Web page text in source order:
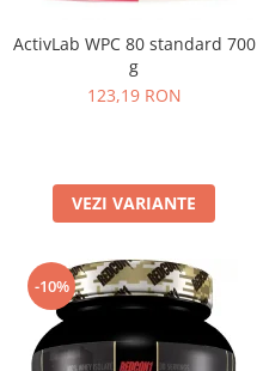
ActivLab WPC 80 standard 700
g
123,19 RON
VEZI VARIANTE
-10%